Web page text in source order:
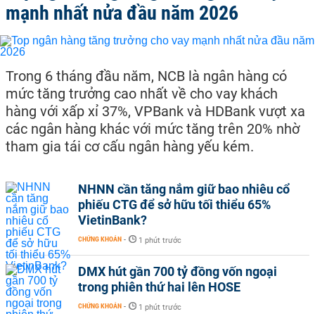
mạnh nhất nửa đầu năm 2026
Trong 6 tháng đầu năm, NCB là ngân hàng có
mức tăng trưởng cao nhất về cho vay khách
hàng với xấp xỉ 37%, VPBank và HDBank vượt xa
các ngân hàng khác với mức tăng trên 20% nhờ
tham gia tái cơ cấu ngân hàng yếu kém.
NHNN cần tăng nắm giữ bao nhiêu cổ
phiếu CTG để sở hữu tối thiểu 65%
VietinBank?
CHỨNG KHOÁN - 1 phút trước
DMX hút gần 700 tỷ đồng vốn ngoại
trong phiên thứ hai lên HOSE
CHỨNG KHOÁN - 1 phút trước